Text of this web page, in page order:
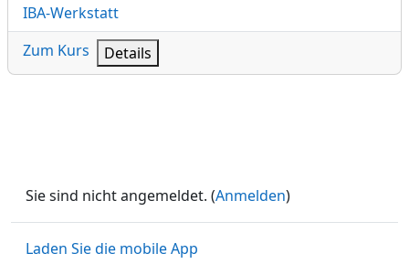
Kursname
IBA-Werkstatt
Zum Kurs
Details
Sie sind nicht angemeldet. (Anmelden)
Laden Sie die mobile App